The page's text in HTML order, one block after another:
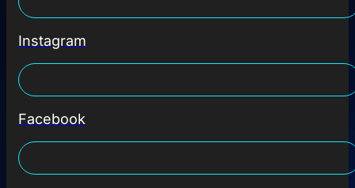
Instagram
Facebook